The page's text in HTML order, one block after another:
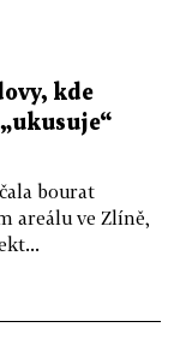
kde
bourat
areálu ve Zlíně,